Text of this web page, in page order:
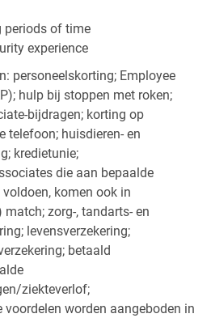
periods of time
experience
personeelskorting; Employee
hulp bij stoppen met roken;
bijdragen; korting op
telefoon; huisdieren- en
kredietunie;
die aan bepaalde
komen ook in
zorg-, tandarts- en
levensverzekering;
betaald
ziekteverlof;
worden aangeboden in